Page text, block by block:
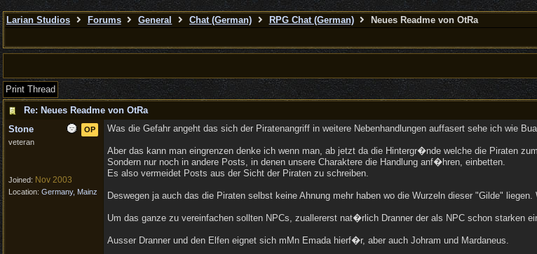
Larian Studios Forums General Chat (German) RPG Chat (German) Neues Readme von OtRa
Print Thread
Re: Neues Readme von OtRa
OP
Stone
veteran
Joined: Nov 2003
Location: Germany, Mainz
Was die Gefahr angeht das sich der Piratenangriff in weitere Nebenhandlungen auffasert sehe ich wie
Aber das kann man eingrenzen denke ich wenn man, ab jetzt da die Hintergr�nde welche die Piraten
Sondern nur noch in andere Posts, in denen unsere Charaktere die Handlung anf�hren, einbetten.
Es also vermeidet Posts aus der Sicht der Piraten zu schreiben.
Deswegen ja auch das die Piraten selbst keine Ahnung mehr haben wo die Wurzeln dieser "Gilde"
Um das ganze zu vereinfachen sollten NPCs, zuallererst nat�rlich Dranner der als NPC schon starken
Ausser Dranner und den Elfen eignet sich mMn Emada hierf�r, aber auch Johram und Mardaneus.